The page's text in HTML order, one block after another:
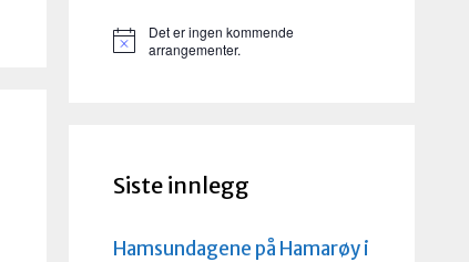
M
Det er ingen kommende
arrangementer.
Siste innlegg
Hamsundagene på Hamarøy i